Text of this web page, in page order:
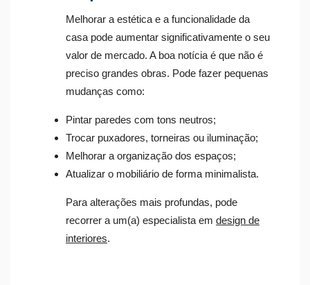
Melhorar a estética e a funcionalidade da
casa pode aumentar significativamente o seu
valor de mercado. A boa notícia é que não é
preciso grandes obras. Pode fazer pequenas
mudanças como:
Pintar paredes com tons neutros;
Trocar puxadores, torneiras ou iluminação;
Melhorar a organização dos espaços;
Atualizar o mobiliário de forma minimalista.
Para alterações mais profundas, pode
recorrer a um(a) especialista em design de
interiores.